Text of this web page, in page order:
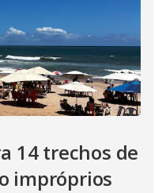
14 trechos de
impróprios